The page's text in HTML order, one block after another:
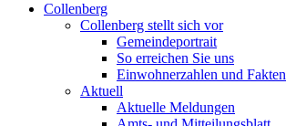
Collenberg
Collenberg stellt sich vor
Gemeindeportrait
So erreichen Sie uns
Einwohnerzahlen und Fakten
Aktuell
Aktuelle Meldungen